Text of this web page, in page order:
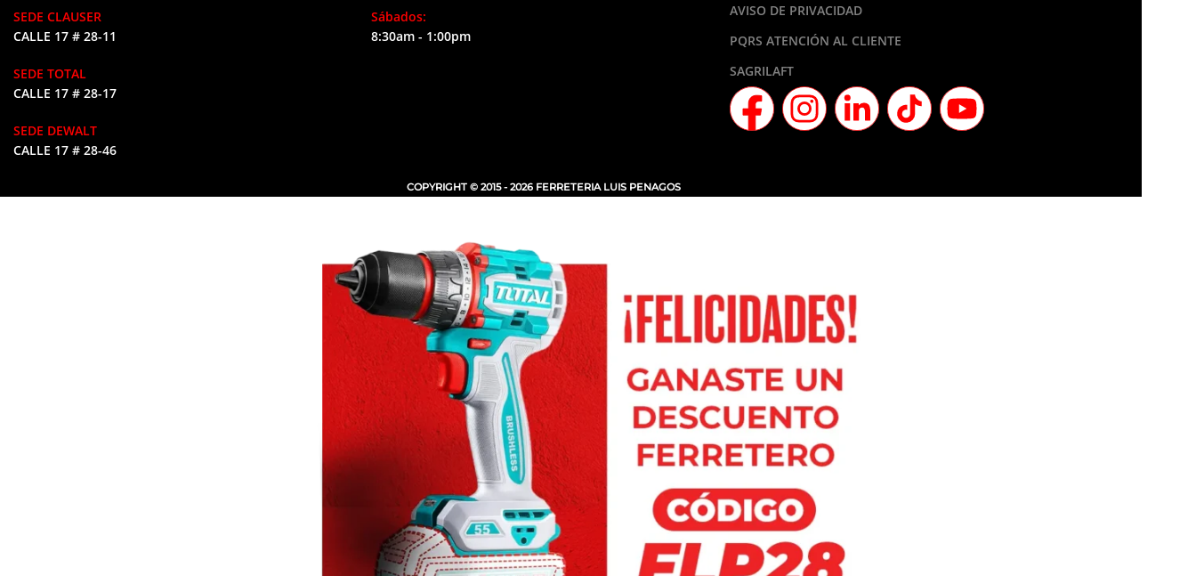
SEDE CLAUSER
CALLE 17 # 28-11
SEDE TOTAL
CALLE 17 # 28-17
SEDE DEWALT
CALLE 17 # 28-46
Sábados:
8:30am - 1:00pm
AVISO DE PRIVACIDAD
PQRS ATENCIÓN AL CLIENTE
SAGRILAFT
COPYRIGHT © 2015 - 2026 FERRETERIA LUIS PENAGOS